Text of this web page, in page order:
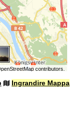
contributors.
Ingrandire Mappa